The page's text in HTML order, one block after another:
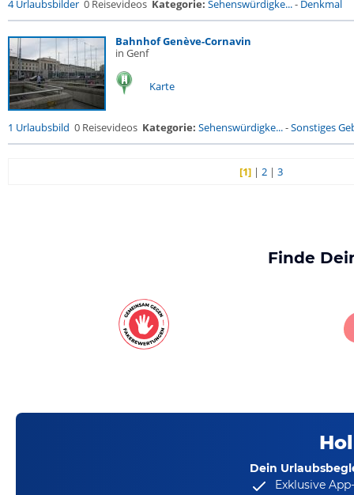
4 Urlaubsbilder 0 Reisevideos Kategorie: Sehenswürdigke...- Denkmal
Bahnhof Genève-Cornavin
in Genf
Karte
1 Urlaubsbild 0 Reisevideos Kategorie: Sehenswürdigke...-Sonstiges
[1] |2 |3
Finde
Dein
Exklusive